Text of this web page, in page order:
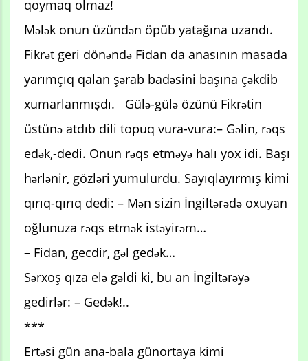
qoymaq olmaz!
Mələk onun üzündən öpüb yatağına uzandı.
Fikrət geri dönəndə Fidan da anasının masada
yarımçıq qalan şərab badəsini başına çəkdib
xumarlanmışdı. Gülə-gülə özünü Fikrətin
üstünə atdıb dili topuq vura-vura:– Gəlin, rəqs
edək,-dedi. Onun rəqs etməyə halı yox idi. Başı
hərlənir, gözləri yumulurdu. Sayıqlayırmış kimi
qırıq-qırıq dedi: – Mən sizin İngiltərədə oxuyan
oğlunuza rəqs etmək istəyirəm…
– Fidan, gecdir, gəl gedək…
Sərxoş qıza elə gəldi ki, bu an İngiltərəyə
gedirlər: – Gedək!..
***
Ertəsi gün ana-bala günortaya kimi